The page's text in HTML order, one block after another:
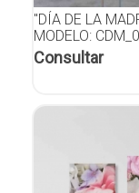
"DÍA DE LA
MODELO:
Consultar